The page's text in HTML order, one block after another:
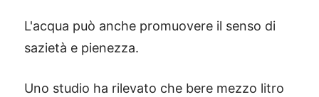
L'acqua può anche promuovere il senso di
sazietà e pienezza.
Uno studio ha rilevato che bere mezzo litro